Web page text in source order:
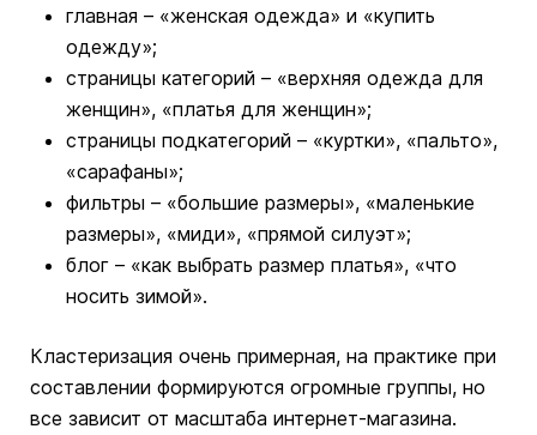
главная – «женская одежда» и «купить
одежду»;
страницы категорий – «верхняя одежда для
женщин», «платья для женщин»;
страницы подкатегорий – «куртки», «пальто»,
«сарафаны»;
фильтры – «большие размеры», «маленькие
размеры», «миди», «прямой силуэт»;
блог – «как выбрать размер платья», «что
носить зимой».
Кластеризация очень примерная, на практике при
составлении формируются огромные группы, но
все зависит от масштаба интернет-магазина.